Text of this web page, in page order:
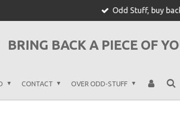
Odd Stuff, buy
BRING BACK A PIECE OF
CONTACT OVER ODD-STUFF